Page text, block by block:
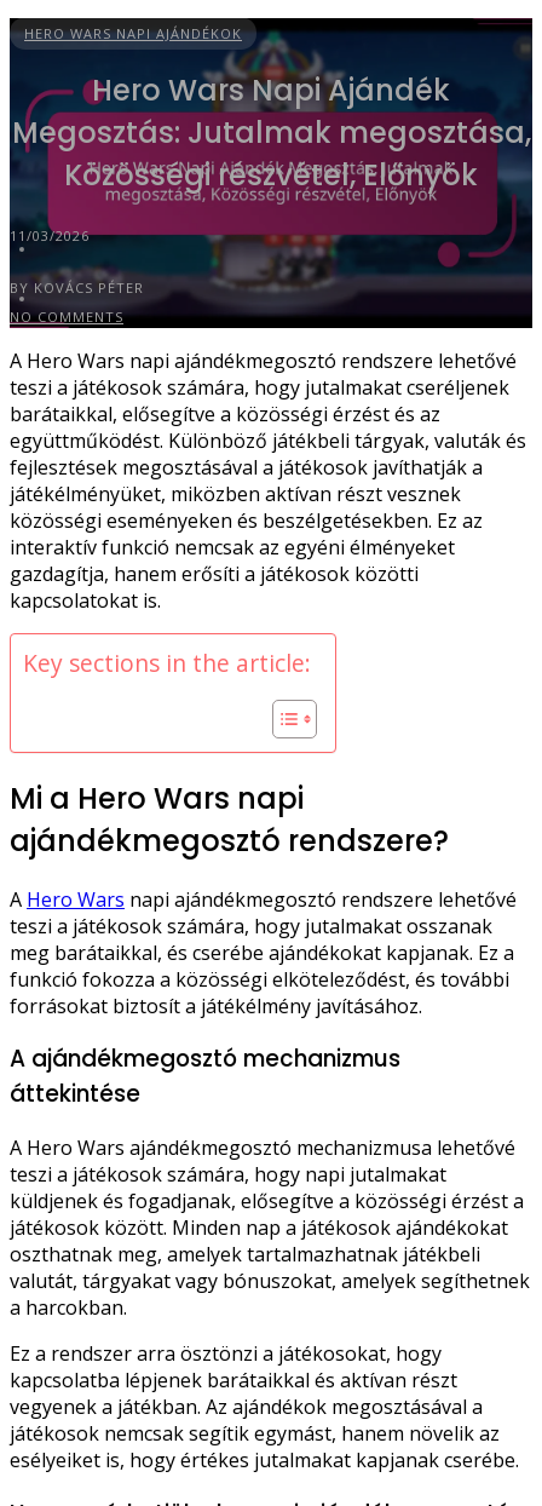
HERO WARS NAPI AJÁNDÉKOK
Hero Wars Napi Ajándék
Megosztás: Jutalmak megosztása,
Közösségi részvétel, Előnyök
11/03/2026
BY KOVÁCS PÉTER
NO COMMENTS
A Hero Wars napi ajándékmegosztó rendszere lehetővé
teszi a játékosok számára, hogy jutalmakat cseréljenek
barátaikkal, elősegítve a közösségi érzést és az
együttműködést. Különböző játékbeli tárgyak, valuták és
fejlesztések megosztásával a játékosok javíthatják a
játékélményüket, miközben aktívan részt vesznek
közösségi eseményeken és beszélgetésekben. Ez az
interaktív funkció nemcsak az egyéni élményeket
gazdagítja, hanem erősíti a játékosok közötti
kapcsolatokat is.
Key sections in the article:
Mi a Hero Wars napi
ajándékmegosztó rendszere?
A Hero Wars napi ajándékmegosztó rendszere lehetővé
teszi a játékosok számára, hogy jutalmakat osszanak
meg barátaikkal, és cserébe ajándékokat kapjanak. Ez a
funkció fokozza a közösségi elköteleződést, és további
forrásokat biztosít a játékélmény javításához.
A ajándékmegosztó mechanizmus
áttekintése
A Hero Wars ajándékmegosztó mechanizmusa lehetővé
teszi a játékosok számára, hogy napi jutalmakat
küldjenek és fogadjanak, elősegítve a közösségi érzést a
játékosok között. Minden nap a játékosok ajándékokat
oszthatnak meg, amelyek tartalmazhatnak játékbeli
valutát, tárgyakat vagy bónuszokat, amelyek segíthetnek
a harcokban.
Ez a rendszer arra ösztönzi a játékosokat, hogy
kapcsolatba lépjenek barátaikkal és aktívan részt
vegyenek a játékban. Az ajándékok megosztásával a
játékosok nemcsak segítik egymást, hanem növelik az
esélyeiket is, hogy értékes jutalmakat kapjanak cserébe.